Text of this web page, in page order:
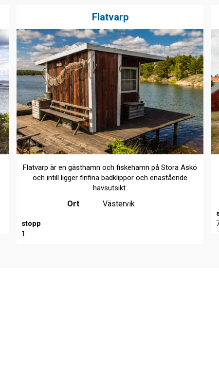
Flatvarp
Flatvarp är en gästhamn och fiskehamn på Stora Askö
och intill ligger finfina badklippor och enastående
havsutsikt.
Ort Västervik
stopp
1